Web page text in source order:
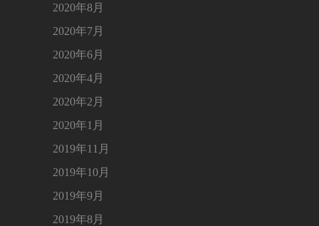
2020年8月
2020年7月
2020年6月
2020年4月
2020年2月
2020年1月
2019年11月
2019年10月
2019年9月
2019年8月